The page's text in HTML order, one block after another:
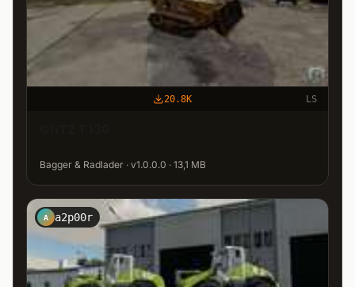
20.8K LS
Bagger & Radlader · v1.0.0.0 · 13,1 MB
A a2p00r